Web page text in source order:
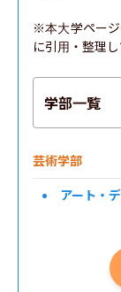
※本大学ペー
に引用・整理
学部一覧
芸術学部
アート・